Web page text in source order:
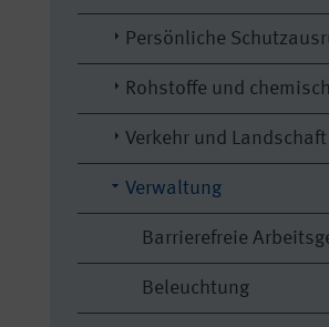
Persönliche
Rohstoffe und
Verkehr und Landschaft
Verwaltung
Barrierefreie
Beleuchtung